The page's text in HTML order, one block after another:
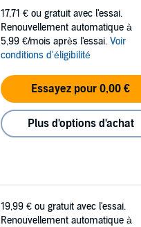
17,71 € ou gratuit avec l'essai.
Renouvellement automatique à
5,99 €/mois après l'essai. Voir
conditions d'éligibilité
Essayez pour 0,00 €
Plus d'options d'achat
19,99 € ou gratuit avec l'essai.
Renouvellement automatique à